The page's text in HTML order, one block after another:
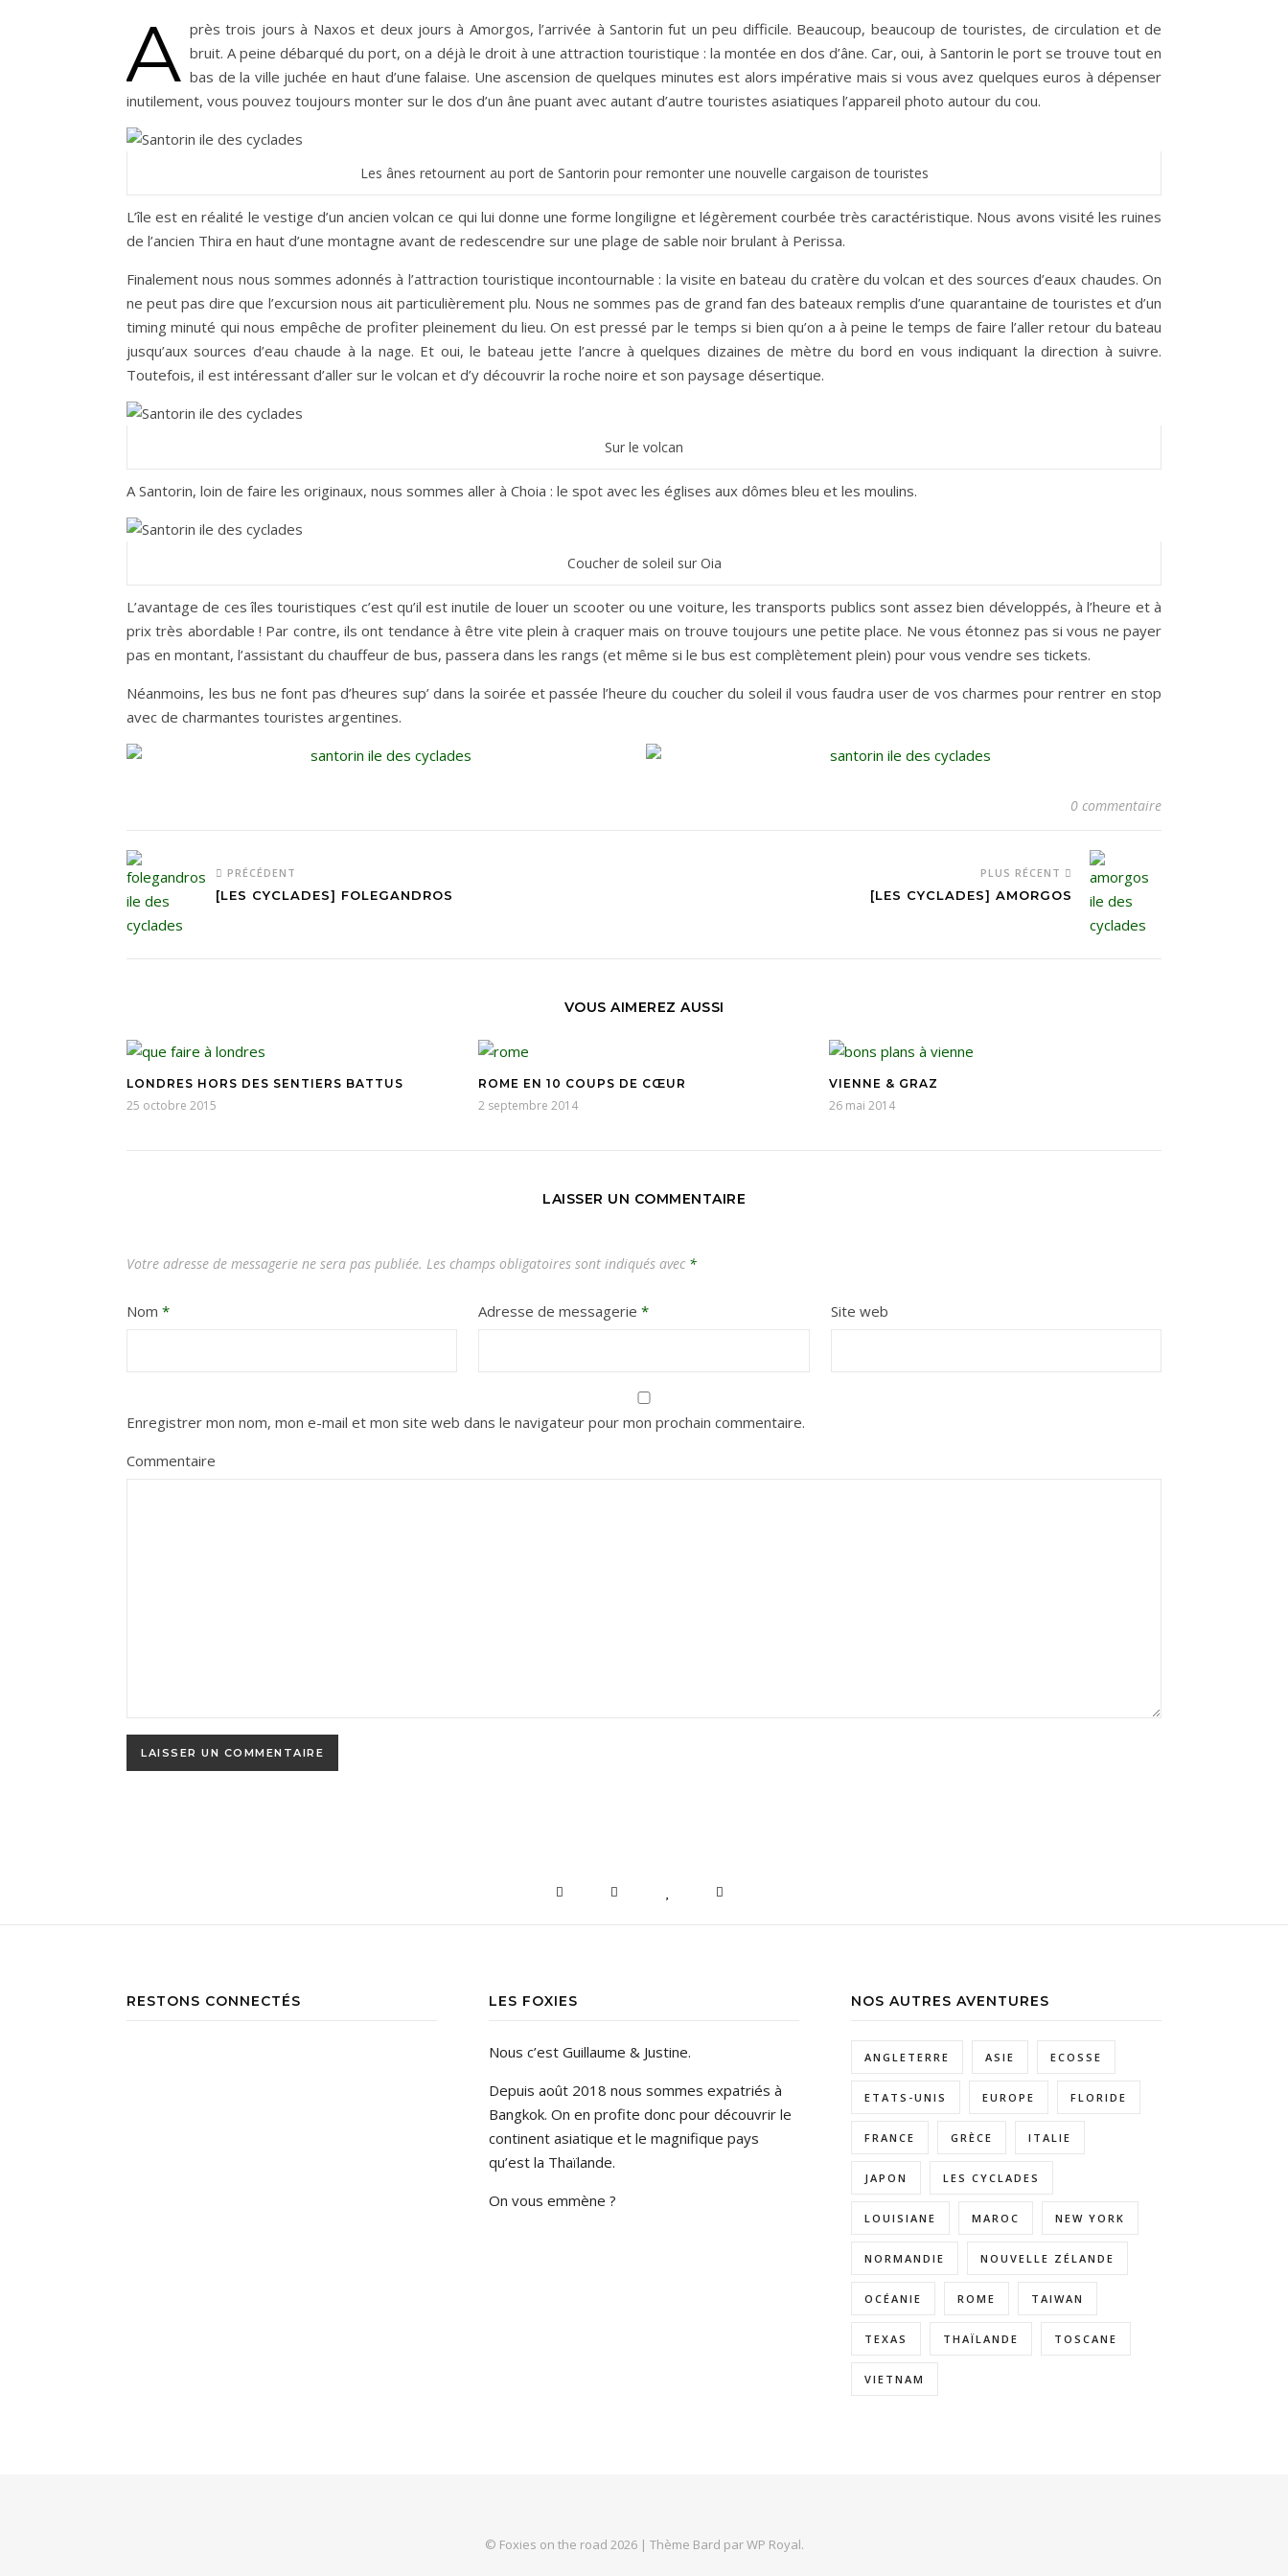
Carnets de voyages hors des sentiers battus
A près trois jours à Naxos et deux jours à Amorgos, l’arrivée à Santorin fut un peu difficile. Beaucoup, beaucoup de touristes, de circulation et de
bruit. A peine débarqué du port, on a déjà le droit à une attraction touristique : la montée en dos d’âne. Car, oui, à Santorin le port se trouve tout en
bas de la ville juchée en haut d’une falaise. Une ascension de quelques minutes est alors impérative mais si vous avez quelques euros à dépenser
inutilement, vous pouvez toujours monter sur le dos d’un âne puant avec autant d’autre touristes asiatiques l’appareil photo autour du cou.
Les ânes retournent au port de Santorin pour remonter une nouvelle cargaison de touristes
L’île est en réalité le vestige d’un ancien volcan ce qui lui donne une forme longiligne et légèrement courbée très caractéristique. Nous avons visité les ruines
de l’ancien Thira en haut d’une montagne avant de redescendre sur une plage de sable noir brulant à Perissa.
Finalement nous nous sommes adonnés à l’attraction touristique incontournable : la visite en bateau du cratère du volcan et des sources d’eaux chaudes. On
ne peut pas dire que l’excursion nous ait particulièrement plu. Nous ne sommes pas de grand fan des bateaux remplis d’une quarantaine de touristes et d’un
timing minuté qui nous empêche de profiter pleinement du lieu. On est pressé par le temps si bien qu’on a à peine le temps de faire l’aller retour du bateau
jusqu’aux sources d’eau chaude à la nage. Et oui, le bateau jette l’ancre à quelques dizaines de mètre du bord en vous indiquant la direction à suivre.
Toutefois, il est intéressant d’aller sur le volcan et d’y découvrir la roche noire et son paysage désertique.
Sur le volcan
A Santorin, loin de faire les originaux, nous sommes aller à Choia : le spot avec les églises aux dômes bleu et les moulins.
Coucher de soleil sur Oia
L’avantage de ces îles touristiques c’est qu’il est inutile de louer un scooter ou une voiture, les transports publics sont assez bien développés, à l’heure et à
prix très abordable ! Par contre, ils ont tendance à être vite plein à craquer mais on trouve toujours une petite place. Ne vous étonnez pas si vous ne payer
pas en montant, l’assistant du chauffeur de bus, passera dans les rangs (et même si le bus est complètement plein) pour vous vendre ses tickets.
Néanmoins, les bus ne font pas d’heures sup’ dans la soirée et passée l’heure du coucher du soleil il vous faudra user de vos charmes pour rentrer en stop
avec de charmantes touristes argentines.
0 commentaire
PRÉCÉDENT
[LES CYCLADES] FOLEGANDROS
PLUS RÉCENT
[LES CYCLADES] AMORGOS
VOUS AIMEREZ AUSSI
LONDRES HORS DES SENTIERS BATTUS
25 octobre 2015
ROME EN 10 COUPS DE CŒUR
2 septembre 2014
VIENNE & GRAZ
26 mai 2014
LAISSER UN COMMENTAIRE
Votre adresse de messagerie ne sera pas publiée. Les champs obligatoires sont indiqués avec *
Nom * Adresse de messagerie* Site web
Enregistrer mon nom, mon e-mail et mon site web dans le navigateur pour mon prochain commentaire.
Commentaire
RESTONS CONNECTÉS LES FOXIES
Nous c’est Guillaume & Justine.
Depuis août 2018 nous sommes expatriés à
Bangkok. On en profite donc pour découvrir le
continent asiatique et le magnifique pays
qu’est la Thaïlande.
On vous emmène ?
NOS AUTRES AVENTURES
ANGLETERRE ASIE ECOSSE
ETATS-UNIS EUROPE FLORIDE
FRANCE GRÈCE ITALIE
JAPON LES CYCLADES
LOUISIANE MAROC NEW YORK
NORMANDIE NOUVELLE ZÉLANDE
OCÉANIE ROME TAIWAN
TEXAS THAÏLANDE TOSCANE
VIETNAM
© Foxies on the road 2026 | Thème Bard parWP Royal.